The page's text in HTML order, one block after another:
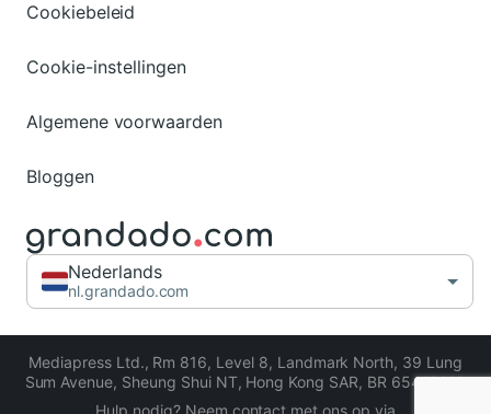
Cookiebeleid
Cookie-instellingen
Algemene voorwaarden
Bloggen
Nederlands
nl.grandado.com
Mediapress Ltd., Rm 816, Level 8, Landmark North, 39 Lung
Sum Avenue, Sheung Shui NT, Hong Kong SAR, BR 65413206
Hulp nodig? Neem contact met ons op via